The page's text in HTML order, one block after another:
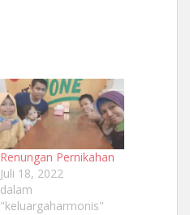
Renungan Pernikahan
Juli 18, 2022
dalam
"keluargaharmonis"